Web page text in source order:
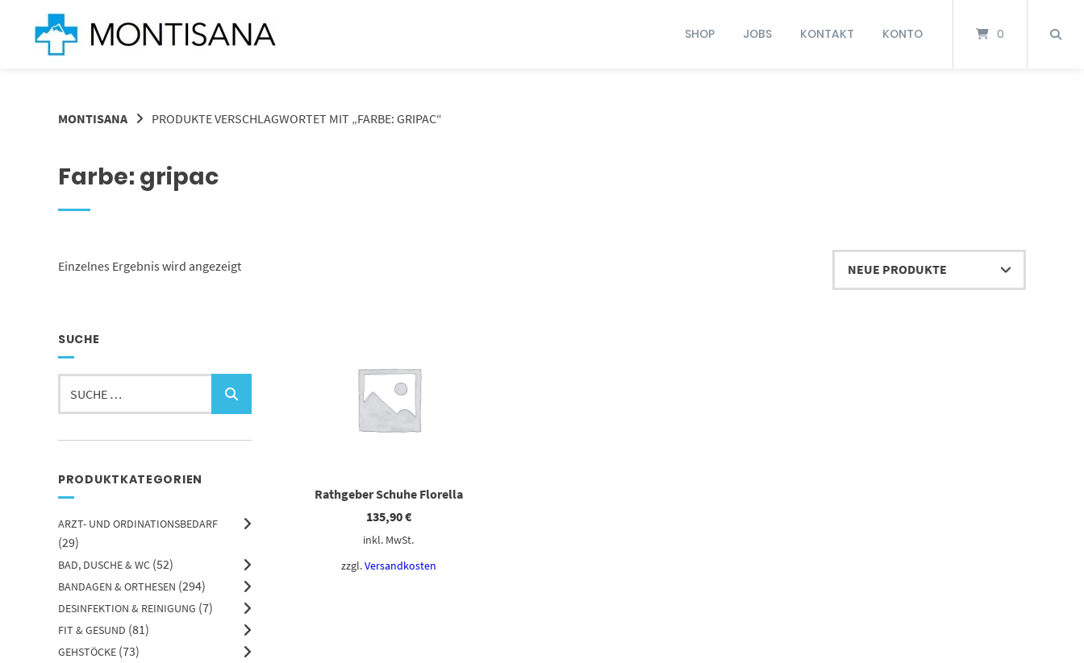
Springen
SHOP JOBS KONTAKT KONTO 0
MONTISANA PRODUKTE VERSCHLAGWORTET MIT „FARBE: GRIPAC“
Farbe: gripac
Einzelnes Ergebnis wird angezeigt
Rathgeber Schuhe Florella
135,90€
inkl. MwSt.
zzgl.Versandkosten
SUCHE
nach:
PRODUKTKATEGORIEN
ARZT- UND ORDINATIONSBEDARF
(29)
BAD, DUSCHE & WC (52)
BANDAGEN & ORTHESEN (294)
DESINFEKTION & REINIGUNG (7)
FIT & GESUND (81)
GEHSTÖCKE (73)